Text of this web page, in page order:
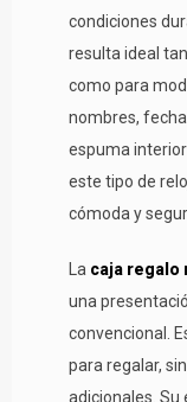
condiciones
resulta ideal
como para
nombres,
espuma
este tipo de
cómoda y
La caja regalo
una
convencional.
para regalar,
adicionales.